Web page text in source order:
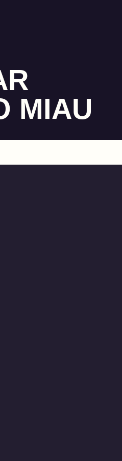
MIAU